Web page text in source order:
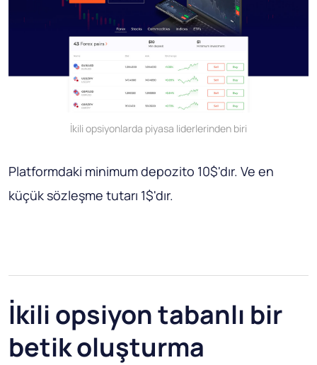
İkili opsiyonlarda piyasa liderlerinden biri
Platformdaki minimum depozito 10$'dır. Ve en
küçük sözleşme tutarı 1$'dır.
İkili opsiyon tabanlı bir
betik oluşturma